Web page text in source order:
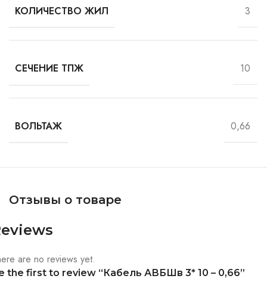
КОЛИЧЕСТВО ЖИЛ 3
СЕЧЕНИЕ ТПЖ 10
ВОЛЬТАЖ 0,66
Отзывы о товаре
are no reviews yet.
the first to review “Кабель АВБШв 3* 10 – 0,66”